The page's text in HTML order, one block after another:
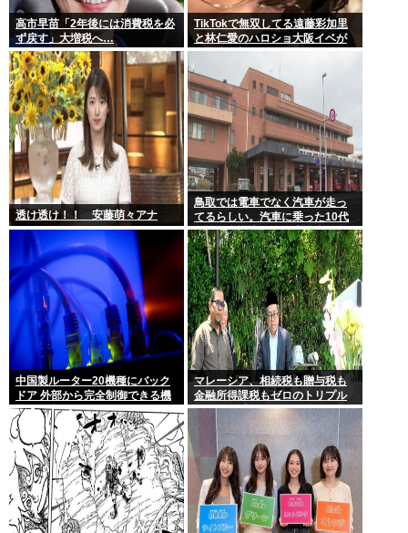
高市早苗「2年後には消費税を必
ず戻す」大増税へ…
TikTokで無双してる遠藤彩加里
と林仁愛のハロショ大阪イベが
全然売り切れないのは何故？ボ
透け透け！！ 安藤萌々アナ
鳥取では電車でなく汽車が走っ
てるらしい。汽車に乗った10代
女性が意識失う。汽車汽車ぽっ
ぽぽっぽ
中国製ルーター20機種にバック
ドア 外部から完全制御できる機
能が仕込まれていた
マレーシア、相続税も贈与税も
金融所得課税もゼロのトリプル
ゼロで優秀な移民を海外から集
めてしまう…